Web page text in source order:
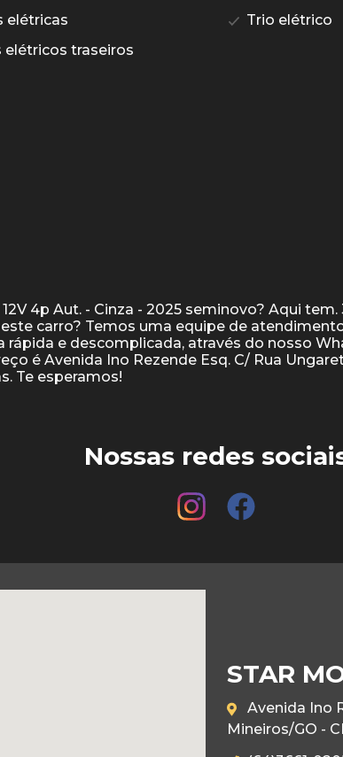
elétricas
Trio elétrico
elétricos traseiros
4p Aut. - Cinza - 2025 seminovo? Aqui
carro? Temos uma equipe de
e descomplicada, através do nosso
é Avenida Ino Rezende Esq. C/ Rua
Nossas redes
STAR
Avenida Ino
Mineiros/GO -